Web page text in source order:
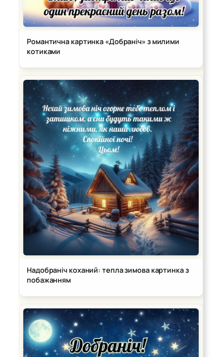
Романтична картинка «Добраніч» з милими
котиками
Надобраніч коханий: тепла зимова картинка з
побажанням